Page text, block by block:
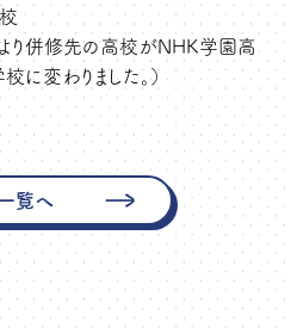
り併修先の高校がNHK学園高
変わりました。）
覧へ